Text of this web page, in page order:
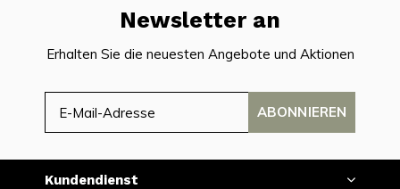
Newsletter an
Erhalten Sie die neuesten Angebote und Aktionen
ABONNIEREN
Kundendienst